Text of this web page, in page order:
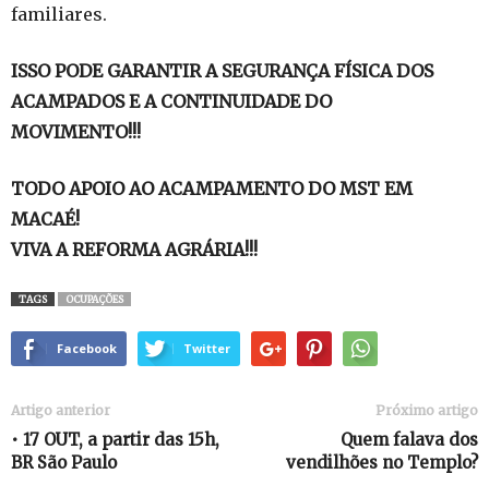
familiares.
ISSO PODE GARANTIR A SEGURANÇA FÍSICA DOS
ACAMPADOS E A CONTINUIDADE DO
MOVIMENTO!!!
TODO APOIO AO ACAMPAMENTO DO MST EM
MACAÉ!
VIVA A REFORMA AGRÁRIA!!!
TAGS OCUPAÇÕES
Facebook Twitter
Artigo anterior
• 17 OUT, a partir das 15h,
BR São Paulo
Próximo artigo
Quem falava dos
vendilhões no Templo?